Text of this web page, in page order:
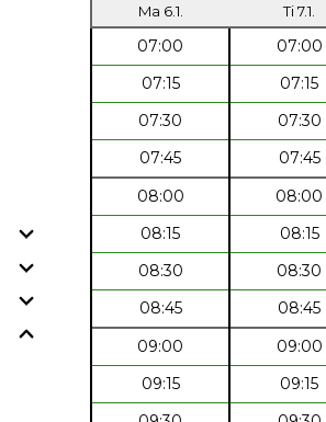
Ma 6.1. Ti 7.1.
07:00 07:00
07:15
07:15
07:30
07:30
07:45
07:45
08:00
08:00
08:15
08:15
08:30
08:30
08:45
08:45
09:00
09:00
09:15
09:15